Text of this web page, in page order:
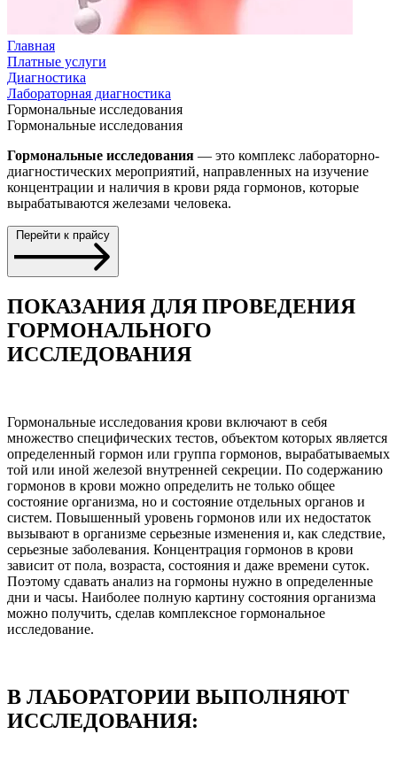
Главная
Платные услуги
Диагностика
Лабораторная диагностика
Гормональные исследования
Гормональные исследования
Гормональные исследования — это комплекс лабораторно-
диагностических мероприятий, направленных на изучение
концентрации и наличия в крови ряда гормонов, которые
вырабатываются железами человека.
Перейти к прайсу
ПОКАЗАНИЯ ДЛЯ ПРОВЕДЕНИЯ
ГОРМОНАЛЬНОГО
ИССЛЕДОВАНИЯ
Гормональные исследования крови включают в себя
множество специфических тестов, объектом которых является
определенный гормон или группа гормонов, вырабатываемых
той или иной железой внутренней секреции. По содержанию
гормонов в крови можно определить не только общее
состояние организма, но и состояние отдельных органов и
систем. Повышенный уровень гормонов или их недостаток
вызывают в организме серьезные изменения и, как следствие,
серьезные заболевания. Концентрация гормонов в крови
зависит от пола, возраста, состояния и даже времени суток.
Поэтому сдавать анализ на гормоны нужно в определенные
дни и часы. Наиболее полную картину состояния организма
можно получить, сделав комплексное гормональное
исследование.
В ЛАБОРАТОРИИ ВЫПОЛНЯЮТ
ИССЛЕДОВАНИЯ: